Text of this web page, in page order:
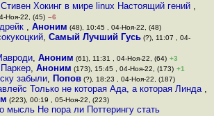
Хокинг в мире linux Настоящий гений ,
Ноя-22, (45) –6
, Аноним (48), 10:45 , 04-Ноя-22, (48)
, Самый Лучший Гусь(?), 11:07 , 04-
,Аноним (61), 11:31 , 04-Ноя-22, (64) +3
, Аноним (173), 15:45 , 04-Ноя-22, (173) +1
забыли, Попов(?), 18:23 , 04-Ноя-22, (187)
Только не которая Ада, а которая Линда ,
(223), 00:19 , 05-Ноя-22, (223)
мысль Не пора ли Поттерингу стать